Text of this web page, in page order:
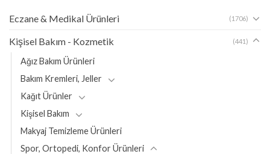
Eczane & Medikal Ürünleri (1706)
Kişisel Bakım - Kozmetik (441)
Ağız Bakım Ürünleri
Bakım Kremleri, Jeller
Kağıt Ürünler
Kişisel Bakım
Makyaj Temizleme Ürünleri
Spor, Ortopedi, Konfor Ürünleri